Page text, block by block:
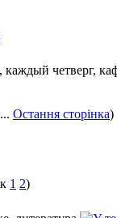
... Остання сторінка)
1 2)